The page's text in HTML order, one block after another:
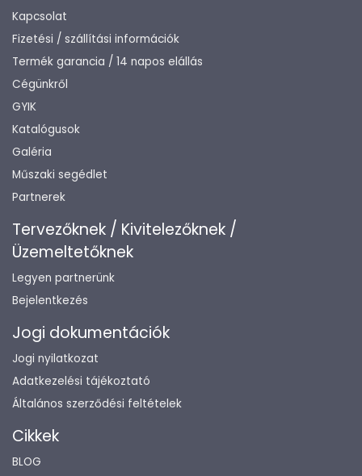
Kapcsolat
Fizetési / szállítási információk
Termék garancia / 14 napos elállás
Cégünkről
GYIK
Katalógusok
Galéria
Műszaki segédlet
Partnerek
Tervezőknek / Kivitelezőknek /
Üzemeltetőknek
Legyen partnerünk
Bejelentkezés
Jogi dokumentációk
Jogi nyilatkozat
Adatkezelési tájékoztató
Általános szerződési feltételek
Cikkek
BLOG